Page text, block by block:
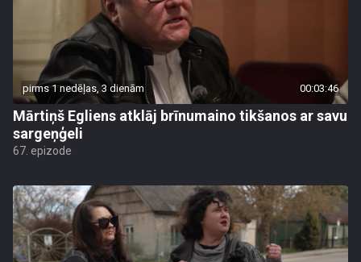
pirms 1 nedēļas, 3 dienām 00:03:46
Mārtiņš Egliens atklāj brīnumaino tikšanos ar savu
sargeņģeli
67. epizode